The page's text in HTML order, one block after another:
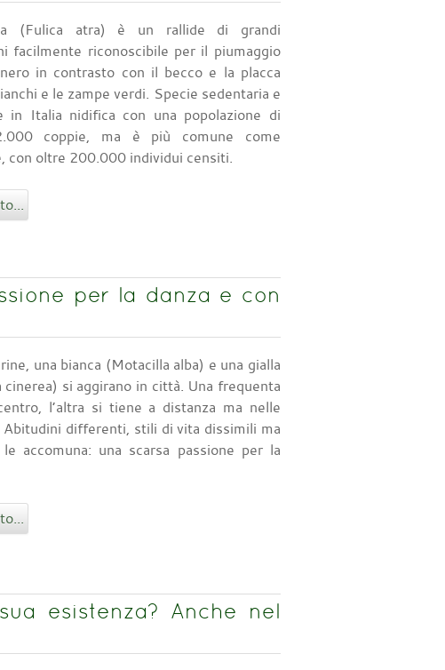
(Fulica atra) è un rallide di grandi
facilmente riconoscibile per il piumaggio
in contrasto con il becco e la placca
e le zampe verdi. Specie sedentaria e
in Italia nidifica con una popolazione di
coppie, ma è più comune come
con oltre 200.000 individui censiti.
per la danza e con
una bianca (Motacilla alba) e una gialla
cinerea) si aggirano in città. Una frequenta
l’altra si tiene a distanza ma nelle
Abitudini differenti, stili di vita dissimili ma
accomuna: una scarsa passione per la
esistenza? Anche nel